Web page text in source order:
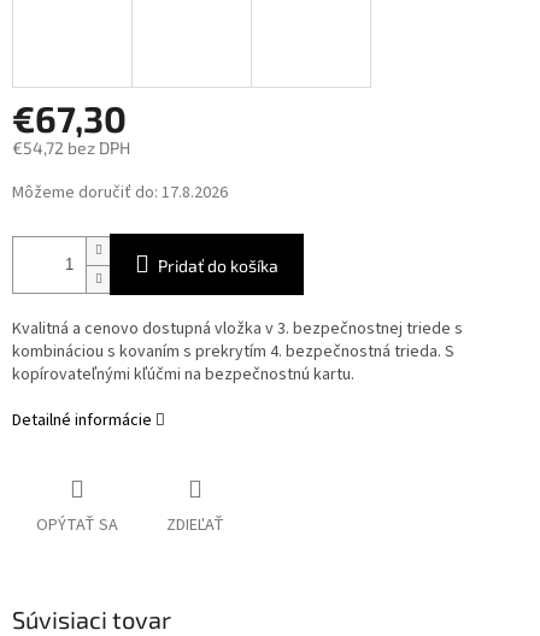
€67,30
€54,72 bez DPH
Jednotková
cena:
Môžeme doručiť do: 17.8.2026
Pridať do košíka
Kvalitná a cenovo dostupná vložka v 3. bezpečnostnej triede s
kombináciou s kovaním s prekrytím 4. bezpečnostná trieda. S
kopírovateľnými kľúčmi na bezpečnostnú kartu.
Detailné informácie
OPÝTAŤ SA ZDIEĽAŤ
Súvisiaci tovar